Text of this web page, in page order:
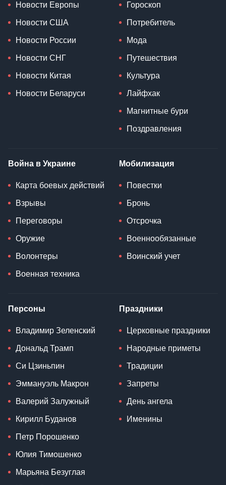
Новости Европы
Новости США
Новости России
Новости СНГ
Новости Китая
Новости Беларуси
Гороскоп
Потребитель
Мода
Путешествия
Культура
Лайфхак
Магнитные бури
Поздравления
Война в Украине
Карта боевых действий
Взрывы
Переговоры
Оружие
Волонтеры
Военная техника
Мобилизация
Повестки
Бронь
Отсрочка
Военнообязанные
Воинский учет
Персоны
Владимир Зеленский
Дональд Трамп
Си Цзиньпин
Эммануэль Макрон
Валерий Залужный
Кирилл Буданов
Петр Порошенко
Юлия Тимошенко
Марьяна Безуглая
Праздники
Церковные праздники
Народные приметы
Традиции
Запреты
День ангела
Именины